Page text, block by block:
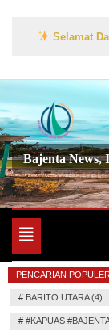
Selamat
Bajenta News,
Toggle
navigation
PENCARIAN POPULER
# BARITO UTARA (4)
# #KAPUAS